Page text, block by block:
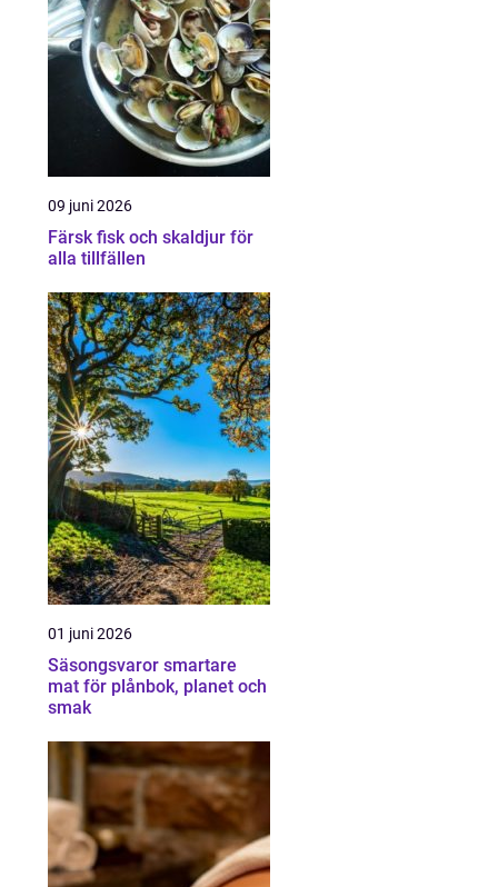
09 juni 2026
Färsk fisk och skaldjur för
alla tillfällen
01 juni 2026
Säsongsvaror smartare
mat för plånbok, planet och
smak